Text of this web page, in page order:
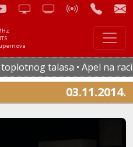
talasa • Apel na
03.11.2014.